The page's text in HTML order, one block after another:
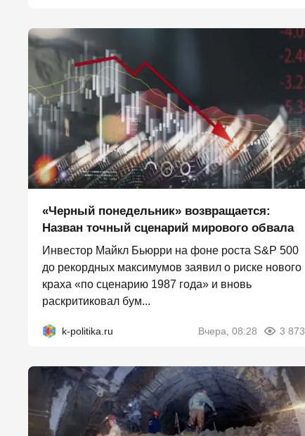
«Черный понедельник» возвращается:
Назван точный сценарий мирового обвала
Инвестор Майкл Бьюрри на фоне роста S&P 500
до рекордных максимумов заявил о риске нового
краха «по сценарию 1987 года» и вновь
раскритиковал бум...
k-politika.ru Вчера, 08:28 3 873